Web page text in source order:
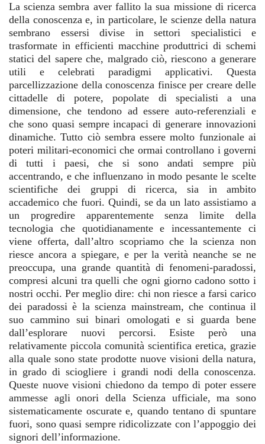
La scienza sembra aver fallito la sua missione di ricerca
della conoscenza e, in particolare, le scienze della natura
sembrano essersi divise in settori specialistici e
trasformate in efficienti macchine produttrici di schemi
statici del sapere che, malgrado ciò, riescono a generare
utili e celebrati paradigmi applicativi. Questa
parcellizzazione della conoscenza finisce per creare delle
cittadelle di potere, popolate di specialisti a una
dimensione, che tendono ad essere auto-referenziali e
che sono quasi sempre incapaci di generare innovazioni
dinamiche. Tutto ciò sembra essere molto funzionale ai
poteri militari-economici che ormai controllano i governi
di tutti i paesi, che si sono andati sempre più
accentrando, e che influenzano in modo pesante le scelte
scientifiche dei gruppi di ricerca, sia in ambito
accademico che fuori. Quindi, se da un lato assistiamo a
un progredire apparentemente senza limite della
tecnologia che quotidianamente e incessantemente ci
viene offerta, dall’altro scopriamo che la scienza non
riesce ancora a spiegare, e per la verità neanche se ne
preoccupa, una grande quantità di fenomeni-paradossi,
compresi alcuni tra quelli che ogni giorno cadono sotto i
nostri occhi. Per meglio dire: chi non riesce a farsi carico
dei paradossi è la scienza mainstream, che continua il
suo cammino sui binari omologati e si guarda bene
dall’esplorare nuovi percorsi. Esiste però una
relativamente piccola comunità scientifica eretica, grazie
alla quale sono state prodotte nuove visioni della natura,
in grado di sciogliere i grandi nodi della conoscenza.
Queste nuove visioni chiedono da tempo di poter essere
ammesse agli onori della Scienza ufficiale, ma sono
sistematicamente oscurate e, quando tentano di spuntare
fuori, sono quasi sempre ridicolizzate con l’appoggio dei
signori dell’informazione.